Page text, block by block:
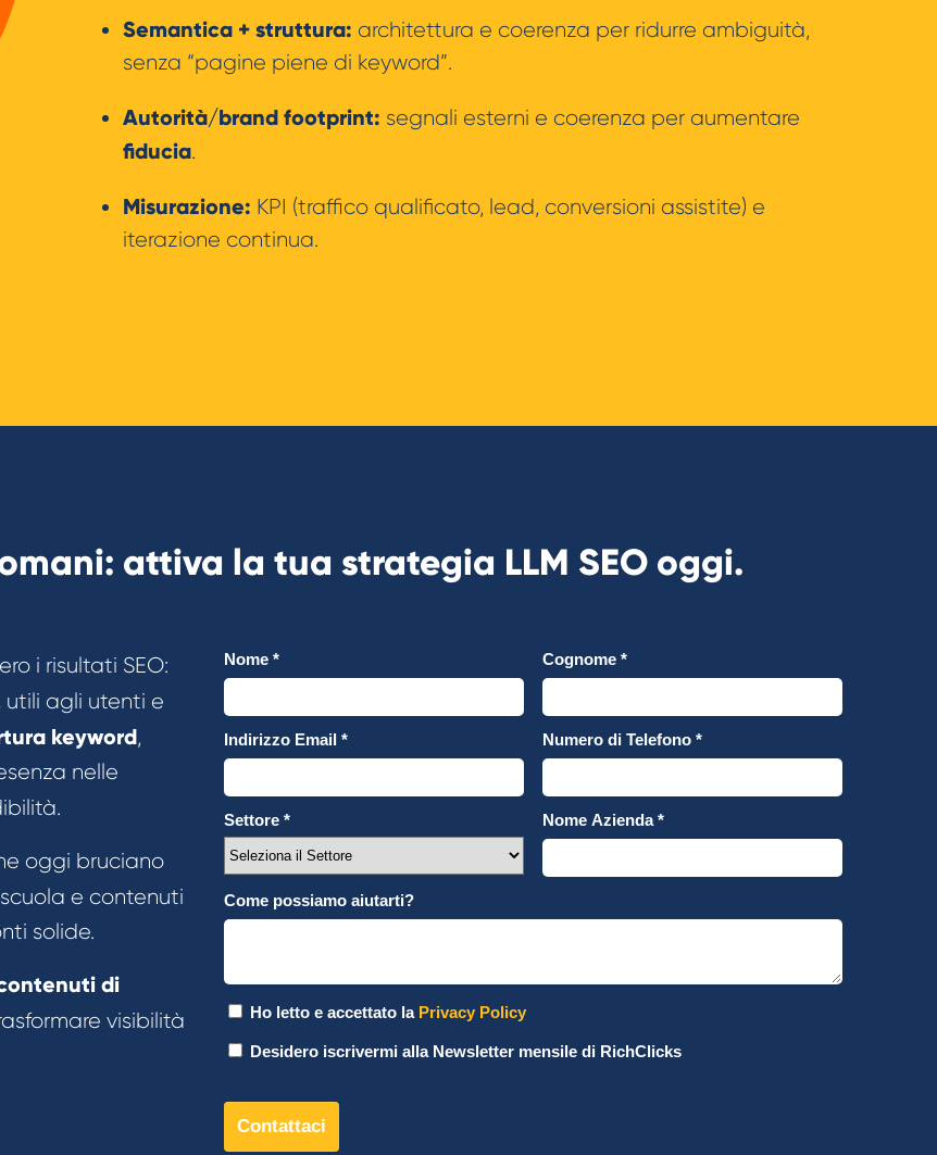
Semantica + struttura: architettura e coerenza per ridurre ambiguità,
senza “pagine piene di keyword”.
Autorità/brand footprint: segnali esterni e coerenza per aumentare
fiducia.
Misurazione: KPI (traffico qualificato, lead, conversioni assistite) e
iterazione continua.
attiva la tua strategia LLM SEO oggi.
i risultati SEO:
utili agli utenti e
keyword,
nelle
oggi bruciano
e contenuti
solide.
di
visibilità